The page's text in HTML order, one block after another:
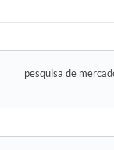
pesquisa de